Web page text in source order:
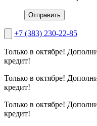
Отправить
+7 (383) 230-22-85
Только в октябре!
кредит!
Только в октябре!
кредит!
Только в октябре!
кредит!